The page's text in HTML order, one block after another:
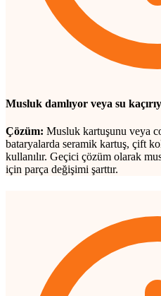
Musluk damlıyor veya su
Çözüm: Musluk kartuşunu veya
bataryalarda seramik kartuş, çift
kullanılır. Geçici çözüm olarak
için parça değişimi şarttır.